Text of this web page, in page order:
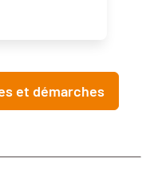
et démarches